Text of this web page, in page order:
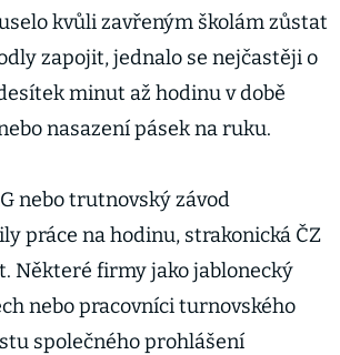
kvůli zavřeným školám zůstat
zapojit, jednalo se nejčastěji o
minut až hodinu v době
nasazení pásek na ruku.
nebo trutnovský závod
práce na hodinu, strakonická ČZ
Některé firmy jako jablonecký
nebo pracovníci turnovského
společného prohlášení